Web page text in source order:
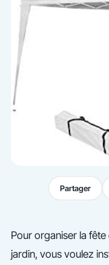
Partager
Pour organiser la
jardin, vous voulez